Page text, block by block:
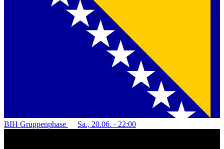
BIH Gruppenphase Sa., 20.06. · 22:00